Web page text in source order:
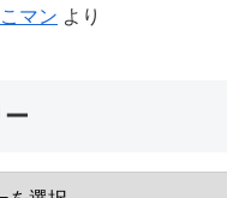
マン より